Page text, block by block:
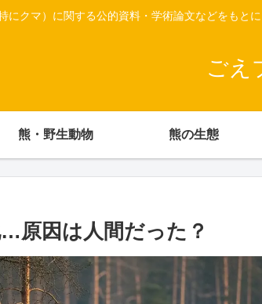
にクマ）に関する公的資料・学術論文などをもと
ごえ
熊・野生動物 熊の生態
原因は人間だった？